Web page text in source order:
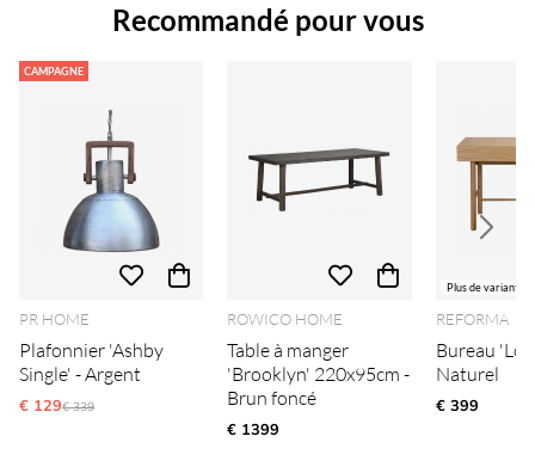
Recommandé pour vous
CAMPAGNE
PR HOME
Plafonnier 'Ashby
Single' - Argent
€ 129Ordinarie pris:
€ 339
ROWICO HOME
Table à manger
'Brooklyn' 220x95cm -
Brun foncé
€ 1399
Plus de variantes
REFORMA
Bureau
Naturel
€ 399